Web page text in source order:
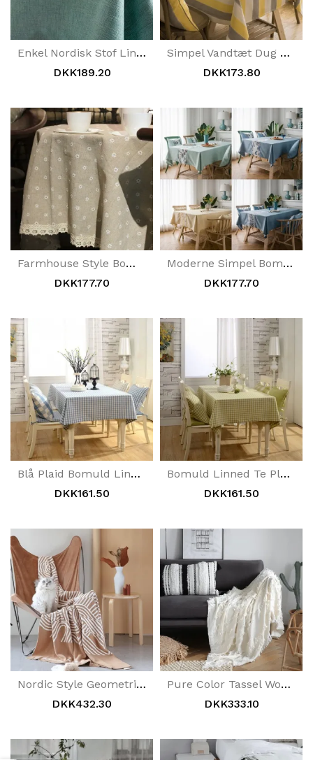
Enkel Nordisk Stof Linneddug
DKK189.20
Simpel Vandtæt Dug Linned Dug Rektangulært Borddæksel Stof
DKK173.80
Farmhouse Style Bomuld Linned Tusindfryd Dug
DKK177.70
Moderne Simpel Bomuldslinned Spisebordsdug Rektangulær Tedug
DKK177.70
Blå Plaid Bomuld Linned Te Plaid Rural Rektangulær Dug
DKK161.50
Bomuld Linned Te Plaid Dug Landdistrikter Rektangulær Dug
DKK161.50
Nordic Style Geometrisk Mønster Tæppe
DKK432.30
Pure Color Tassel Wool Cover Sofa Tæppe
DKK333.10